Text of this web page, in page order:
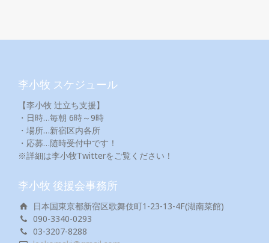
李小牧 スケジュール
【李小牧 辻立ち支援】
・日時…毎朝 6時～9時
・場所…新宿区内各所
・応募…随時受付中です！
※詳細は李小牧Twitterをご覧ください！
李小牧 後援会事務所
日本国東京都新宿区歌舞伎町1-23-13-4F(湖南菜館)
090-3340-0293
03-3207-8288